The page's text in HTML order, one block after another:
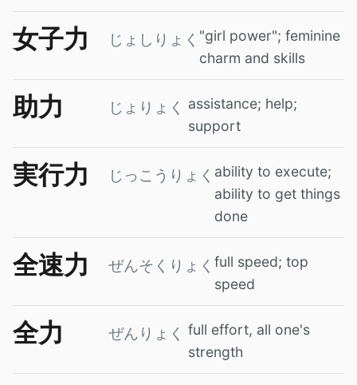
女子力 じょしりょく "girl power"; feminine
charm and skills
助力 じょりょく
assistance; help;
support
実行力 じっこうりょく ability to execute;
ability to get things
done
全速力 ぜんそくりょく full speed; top
speed
全力 ぜんりょく full effort, all one's
strength